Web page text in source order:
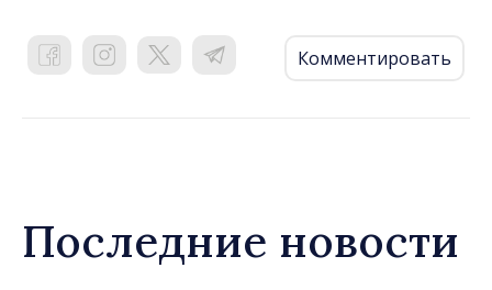
Комментировать
Последние новости